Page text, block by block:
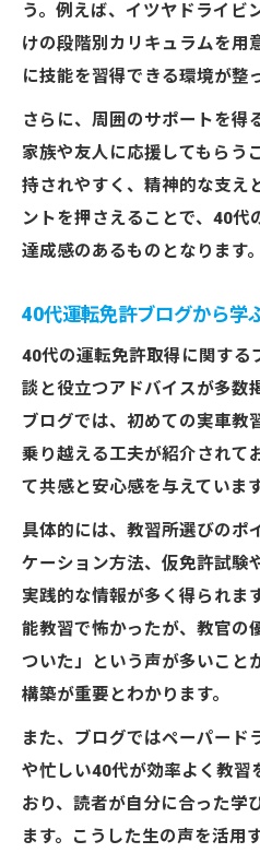
う。例えば、イツヤドライビ
けの段階別カリキュラムを用
に技能を習得できる環境が整
さらに、周囲のサポートを得
家族や友人に応援してもらう
持されやすく、精神的な支え
ントを押さえることで、40代
達成感のあるものとなります。
40代運転免許ブログから学
40代の運転免許取得に関する
談と役立つアドバイスが多数
ブログでは、初めての実車教
乗り越える工夫が紹介されて
て共感と安心感を与えています
具体的には、教習所選びのポ
ケーション方法、仮免許試験
実践的な情報が多く得られま
能教習で怖かったが、教官の
ついた」という声が多いこと
構築が重要とわかります。
また、ブログではペーパード
や忙しい40代が効率よく教習
おり、読者が自分に合った学
ます。こうした生の声を活用